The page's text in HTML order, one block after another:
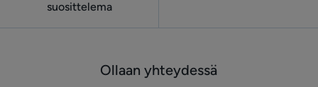
suosittelema
Ollaan yhteydessä